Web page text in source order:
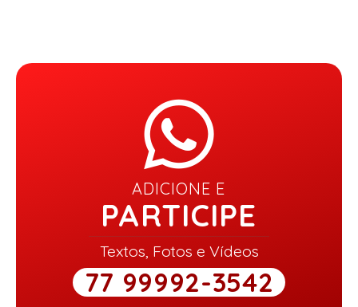
ADICIONE E
PARTICIPE
Textos, Fotos e Vídeos
77 99992-3542